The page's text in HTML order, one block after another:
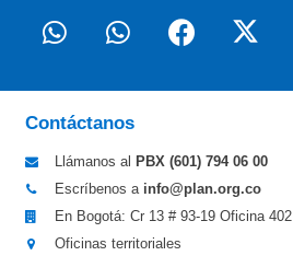
Contáctanos
Llámanos al PBX (601) 794 06 00
Escríbenos a info@plan.org.co
En Bogotá: Cr 13 # 93-19 Oficina 402
Oficinas territoriales